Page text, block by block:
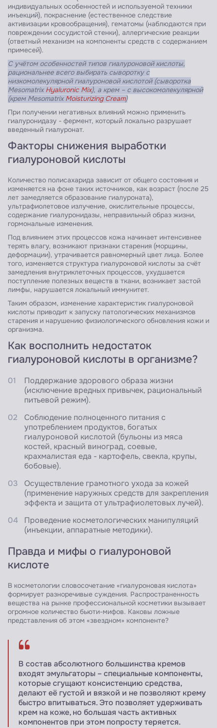
индивидуальных особенностей и используемой техники
инъекций), покраснение (естественное следствие
активизации кровообращения), гематомы (наблюдаются при
повреждении сосудистой стенки), аллергические реакции
(ответный механизм на компоненты средств с содержанием
примесей).
С учётом особенностей типов гиалуроновой кислоты,
рациональнее всего выбирать сыворотку с
низкомолекулярной гиалуроновой кислотой (сыворотка
Mesomatrix Hyaluronic Mix), а крем – с высокомолекулярной
(крем Mesomatrix Moisturizing Cream)
При получении негативных влияний можно применить
гиалуронидазу - фермент, который локально разрушает
введенный гиалуронат.
Факторы снижения выработки
гиалуроновой кислоты
Количество полисахарида зависит от общего состояния и
изменяется на фоне таких источников, как возраст (после 25
лет замедляется образование гиалуроната),
ультрафиолетовое излучение, окислительные процессы,
содержание гиалуронидазы, неправильный образ жизни,
гормональные изменения.
Под влиянием этих процессов кожа начинает интенсивнее
терять влагу, возникают признаки старения (морщины,
деформации), утрачивается равномерный цвет лица. Более
того, изменяется структура гиалуроновой кислоты за счёт
замедления внутриклеточных процессов, ухудшается
поступление полезных веществ в ткани, возникает застой
лимфы, нарушается локальный иммунитет.
Таким образом, изменение характеристик гиалуроновой
кислоты приводит к запуску патологических механизмов
старения и нарушению физиологического обновления кожи и
организма.
Как восполнить недостаток
гиалуроновой кислоты в организме?
Поддержание здорового образа жизни
(исключение вредных привычек, рациональный
питьевой режим).
Соблюдение полноценного питания с
употреблением продуктов, богатых
гиалуроновой кислотой (бульоны из мяса
костей, красный виноград, соевые,
крахмалистая еда - картофель, свекла, крупы,
бобовые).
Осуществление грамотного ухода за кожей
(применение наружных средств для закрепления
эффекта и защита от ультрафиолетовых лучей).
Проведение косметологических манипуляций
(инъекции, аппаратные методики).
Правда и мифы о гиалуроновой
кислоте
В косметологии словосочетание «гиалуроновая кислота»
формирует разноречивые суждения. Распространенность
вещества на рынке профессиональной косметики вызывает
огромное количество бьюти-мифов. Каковы ложные
представления об этом «звездном» компоненте?
В состав абсолютного большинства кремов
входят эмульгаторы – специальные компоненты,
которые сгущают консистенцию средства,
делают её густой и вязкой и не позволяют крему
быстро впитываться. Это позволяет удерживать
крем на коже, но большая часть активных
компонентов при этом попросту теряется.